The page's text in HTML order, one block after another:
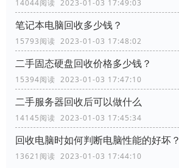
14044阅读 2023-01-03 17:49:03
笔记本电脑回收多少钱？
15793阅读 2023-01-03 17:48:02
二手固态硬盘回收价格多少钱？
15394阅读 2023-01-03 17:47:10
二手服务器回收后可以做什么
14145阅读 2023-01-03 17:45:34
回收电脑时如何判断电脑性能的好坏？
13621阅读 2023-01-03 17:44:10